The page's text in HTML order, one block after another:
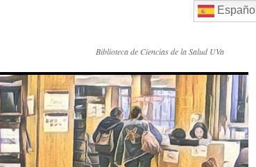
Biblioteca de Ciencias de la Salud UVa
Español